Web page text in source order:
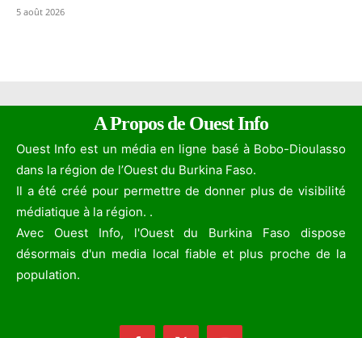
5 août 2026
A Propos de Ouest Info
Ouest Info est un média en ligne basé à Bobo-Dioulasso
dans la région de l’Ouest du Burkina Faso.
Il a été créé pour permettre de donner plus de visibilité
médiatique à la région. .
Avec Ouest Info, l'Ouest du Burkina Faso dispose
désormais d'un media local fiable et plus proche de la
population.